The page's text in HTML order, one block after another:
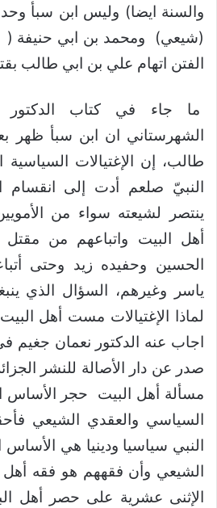
والسنة ايضا) وليس ابن سبأ
(شيعي) ومحمد بن ابي حنيفة (
الفتن اتهام علي بن ابي طالب
ما جاء في كتاب
الشهرستاني ان ابن سبأ ظهر
طالب، إن الإغتيالات
النبيّ صلعم أدت إلى انقسام
ينتصر لشيعته سواء من
أهل البيت واتباعهم من
الحسين وحفيده زيد وحتى
ياسر وغيرهم، السؤال الذي
لماذا الإغتيالات مست أهل
اجاب عنه الدكتور نعمان جغيم
مسألة أهل البيت حجر الأساس
السياسي والعقدي الشيعي
النبي سياسيا ودينيا هي الأساس
الشيعي وأن فقههم هو فقه أهل
الإثنى عشرية على حصر أهل